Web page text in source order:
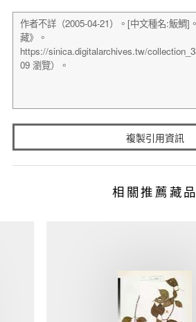
複製引用資訊
相關推薦藏品